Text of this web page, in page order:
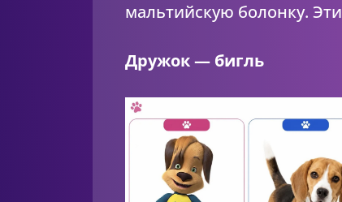
мальтийскую болонку.
Дружок — бигль